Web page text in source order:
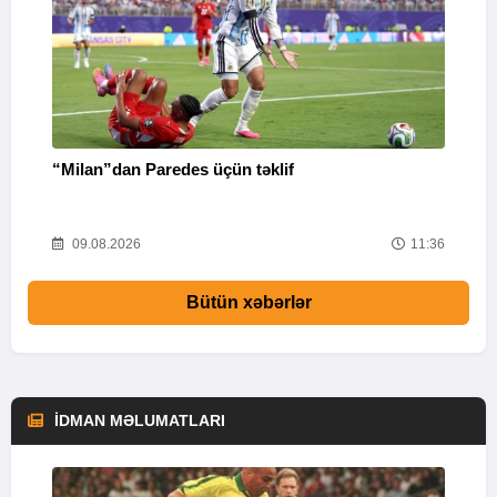
“Milan”dan Paredes üçün təklif
09.08.2026 11:36
Bütün xəbərlər
İDMAN MƏLUMATLARI